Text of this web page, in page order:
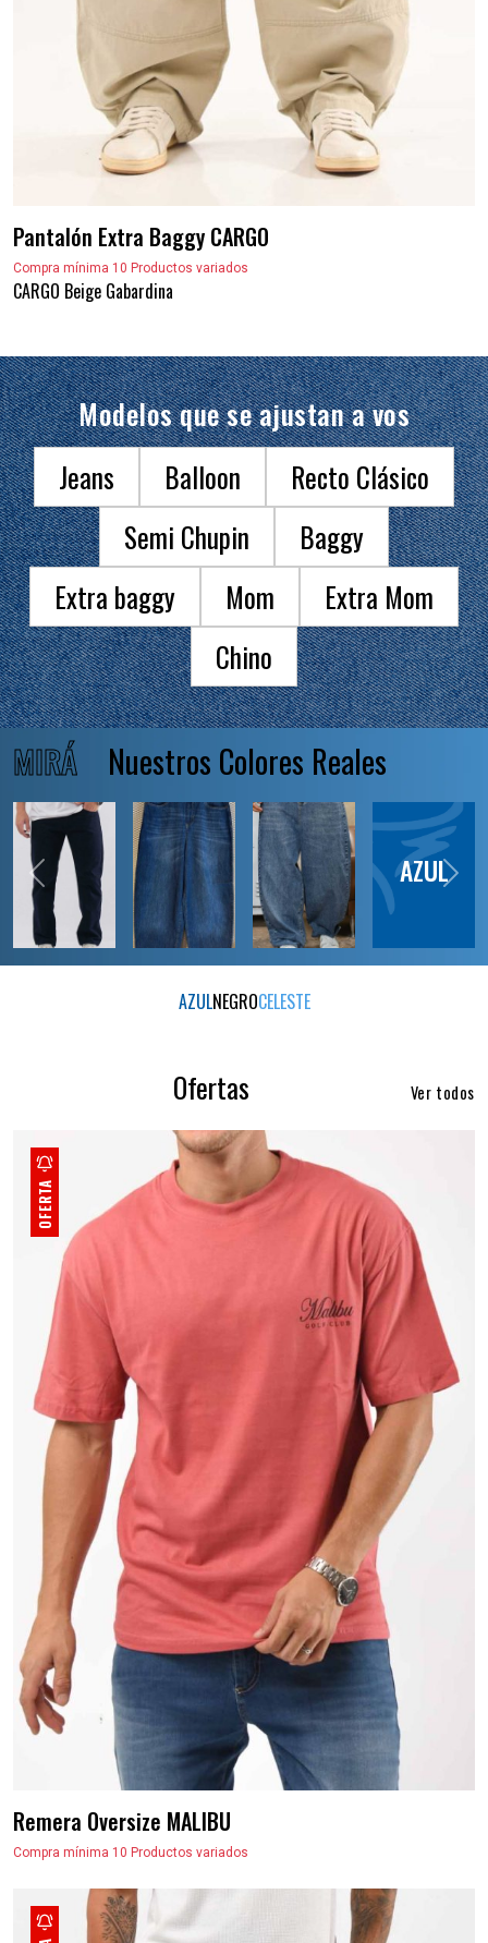
Pantalón Extra Baggy CARGO
Compra mínima 10 Productos variados
CARGO Beige Gabardina
Modelos que se ajustan a vos
Jeans Balloon
Recto Clásico
Semi Chupin
Baggy
Extra baggy
Mom
Extra Mom
Chino
AZULNEGROCELESTE
Ofertas Ver todos
OFERTA
Remera Oversize MALIBU
Compra mínima 10 Productos variados